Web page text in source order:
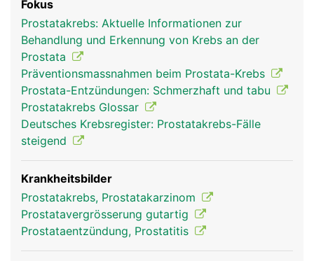
Nebenhoden und Samenleiter, zu den
Geschlechtsorganen des Mannes.
Fokus
Prostatakrebs: Aktuelle Informationen zur
Behandlung und Erkennung von Krebs an der
Prostata
Präventionsmassnahmen beim Prostata-Krebs
Prostata-Entzündungen: Schmerzhaft und tabu
Prostatakrebs Glossar
Deutsches Krebsregister: Prostatakrebs-Fälle
steigend
Krankheitsbilder
Prostatakrebs, Prostatakarzinom
Prostatavergrösserung gutartig
Prostataentzündung, Prostatitis